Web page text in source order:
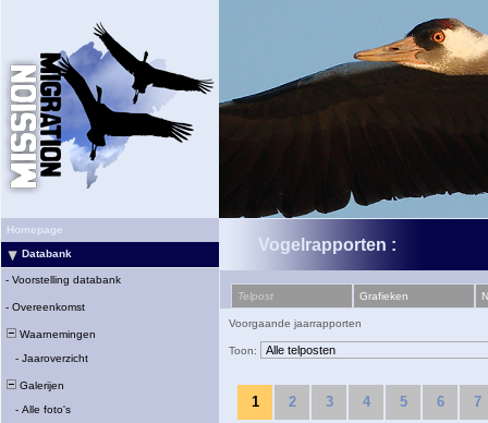
Homepage
Databank
- Voorstelling databank
- Overeenkomst
Waarnemingen
- Jaaroverzicht
Galerijen
- Alle foto's
Vogelrapporten :
Telpost Grafieken
Voorgaande jaarrapporten
Toon:
1 2 3 4 5 6 7